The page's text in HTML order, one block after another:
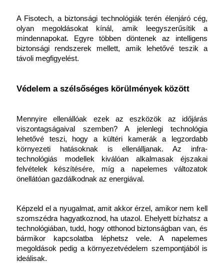
A Fisotech, a biztonsági technológiák terén élenjáró cég,
olyan megoldásokat kínál, amik leegyszerűsítik a
mindennapokat. Egyre többen döntenek az intelligens
biztonsági rendszerek mellett, amik lehetővé teszik a
távoli megfigyelést.
Védelem a szélsőséges körülmények között
Mennyire ellenállóak ezek az eszközök az időjárás
viszontagságaival szemben? A jelenlegi technológia
lehetővé teszi, hogy a kültéri kamerák a legzordabb
környezeti hatásoknak is ellenálljanak. Az infra-
technológiás modellek kiválóan alkalmasak éjszakai
felvételek készítésére, míg a napelemes változatok
önellátóan gazdálkodnak az energiával.
Képzeld el a nyugalmat, amit akkor érzel, amikor nem kell
szomszédra hagyatkoznod, ha utazol. Ehelyett bízhatsz a
technológiában, tudd, hogy otthonod biztonságban van, és
bármikor kapcsolatba léphetsz vele. A napelemes
megoldások pedig a környezetvédelem szempontjából is
ideálisak.